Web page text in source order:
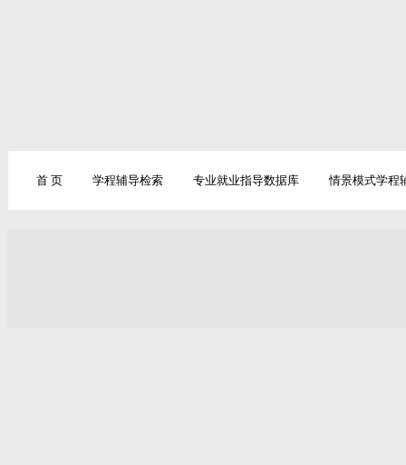
首 页 学程辅导检索 专业就业指导数据库 情景模式学程